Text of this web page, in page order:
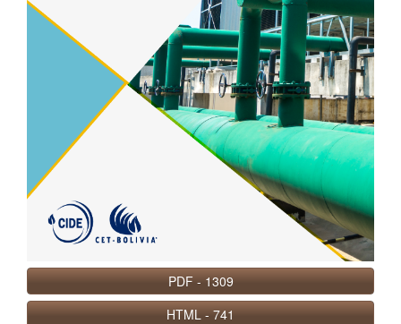
PDF-1309
HTML-741